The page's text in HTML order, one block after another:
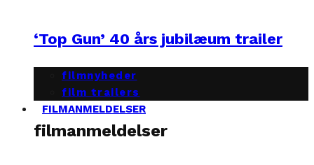
‘Top Gun’ 40 års jubilæum trailer
filmnyheder
film trailers
FILMANMELDELSER
filmanmeldelser